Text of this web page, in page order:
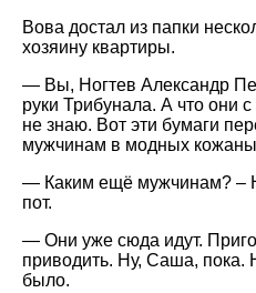
Вова достал из папки
хозяину квартиры.
— Вы, Ногтев Александр
руки Трибунала. А что они
не знаю. Вот эти бумаги
мужчинам в модных
— Каким ещё мужчинам? –
пот.
— Они уже сюда идут.
приводить. Ну, Саша, пока.
было.